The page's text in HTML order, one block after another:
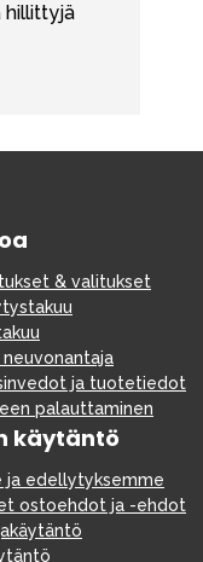
hillittyjä
& valitukset
neuvonantaja
ja tuotetiedot
palauttaminen
käytäntö
ja edellytyksemme
ostoehdot ja -ehdot